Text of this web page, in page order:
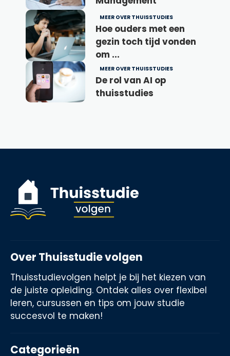
MEER OVER THUISSTUDIES
Hoe ouders met een
gezin toch tijd vonden
om ...
MEER OVER THUISSTUDIES
De rol van AI op
thuisstudies
Over Thuisstudie volgen
Thuisstudievolgen helpt je bij het kiezen van
de juiste opleiding. Ontdek alles over flexibel
leren, cursussen en tips om jouw studie
succesvol te maken!
Categorieën